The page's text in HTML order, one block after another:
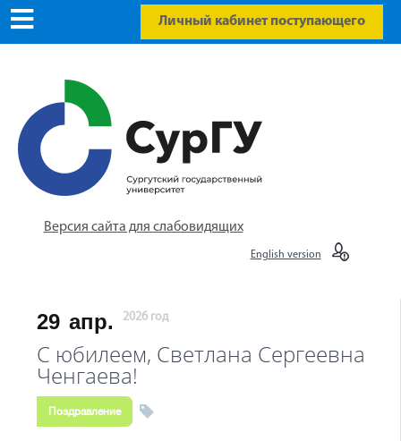
Личный кабинет поступающего
Версия сайта для слабовидящих
English version
29 апр. 2026 год
С юбилеем, Светлана Сергеевна
Ченгаева!
Поздравление